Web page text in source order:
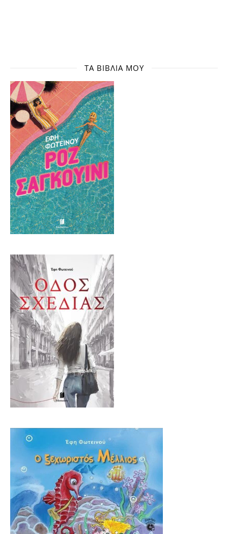
ΤΑ ΒΙΒΛΊΑ ΜΟΥ